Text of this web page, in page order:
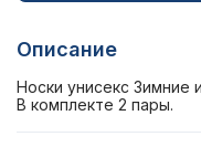
Описание
Носки унисекс Зимние
В комплекте 2 пары.